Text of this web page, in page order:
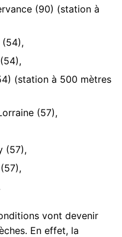
(90) (station à
(54),
(station à 500 mètres
(57),
(57),
vont devenir
En effet, la